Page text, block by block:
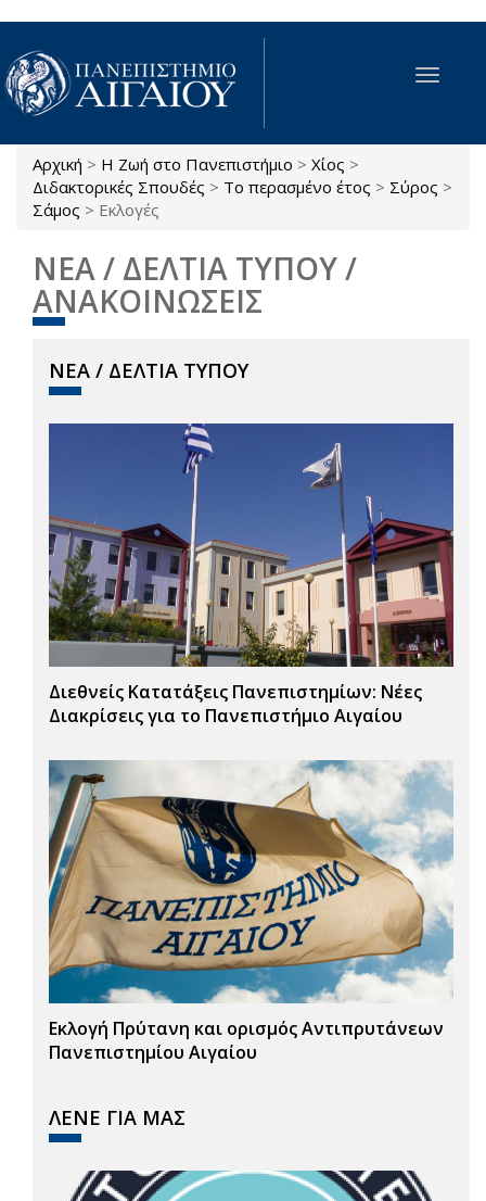
Παράκαμψη προς το κυρίως περιεχόμενο
Toggle
Είστε εδώ
Αρχική > Η Ζωή στο Πανεπιστήμιο > Χίος >
Διδακτορικές Σπουδές > Το περασμένο έτος > Σύρος >
Σάμος > Εκλογές
ΝΕΑ / ΔΕΛΤΙΑ ΤΥΠΟΥ /
ΑΝΑΚΟΙΝΩΣΕΙΣ
ΝΕΑ / ΔΕΛΤΙΑ ΤΥΠΟΥ
Διεθνείς Κατατάξεις Πανεπιστημίων: Νέες
Διακρίσεις για το Πανεπιστήμιο Αιγαίου
Εκλογή Πρύτανη και ορισμός Αντιπρυτάνεων
Πανεπιστημίου Αιγαίου
ΛΕΝΕ ΓΙΑ ΜΑΣ